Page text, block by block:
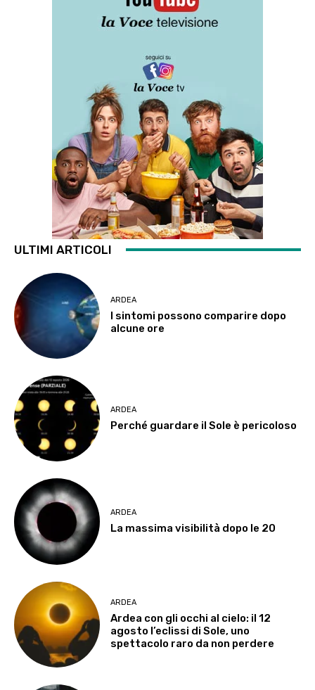
ULTIMI ARTICOLI
ARDEA
I sintomi possono comparire dopo
alcune ore
ARDEA
Perché guardare il Sole è pericoloso
ARDEA
La massima visibilità dopo le 20
ARDEA
Ardea con gli occhi al cielo: il 12
agosto l’eclissi di Sole, uno
spettacolo raro da non perdere